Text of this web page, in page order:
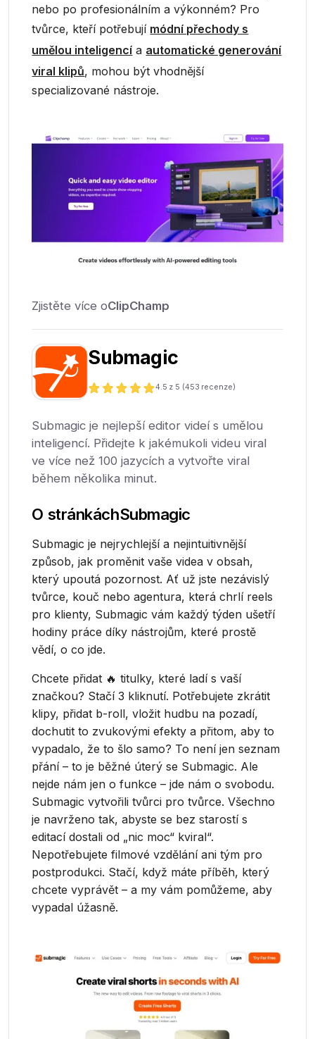
nebo po profesionálním a výkonném? Pro
tvůrce, kteří potřebují módní přechody s
umělou inteligencí a automatické generování
viral klipů, mohou být vhodnější
specializované nástroje.
Zjistěte více oClipChamp
Submagic
4.5 z 5 (453 recenze)
Submagic je nejlepší editor videí s umělou
inteligencí. Přidejte k jakémukoli videu viral
ve více než 100 jazycích a vytvořte viral
během několika minut.
O stránkáchSubmagic
Submagic je nejrychlejší a nejintuitivnější
způsob, jak proměnit vaše videa v obsah,
který upoutá pozornost. Ať už jste nezávislý
tvůrce, kouč nebo agentura, která chrlí reels
pro klienty, Submagic vám každý týden ušetří
hodiny práce díky nástrojům, které prostě
vědí, o co jde.
Chcete přidat 🔥 titulky, které ladí s vaší
značkou? Stačí 3 kliknutí. Potřebujete zkrátit
klipy, přidat b-roll, vložit hudbu na pozadí,
dochutit to zvukovými efekty a přitom, aby to
vypadalo, že to šlo samo? To není jen seznam
přání – to je běžné úterý se Submagic. Ale
nejde nám jen o funkce – jde nám o svobodu.
Submagic vytvořili tvůrci pro tvůrce. Všechno
je navrženo tak, abyste se bez starostí s
editací dostali od „nic moc“ kviral“.
Nepotřebujete filmové vzdělání ani tým pro
postprodukci. Stačí, když máte příběh, který
chcete vyprávět – a my vám pomůžeme, aby
vypadal úžasně.